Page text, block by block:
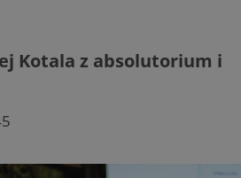
Kotala z absolutorium i